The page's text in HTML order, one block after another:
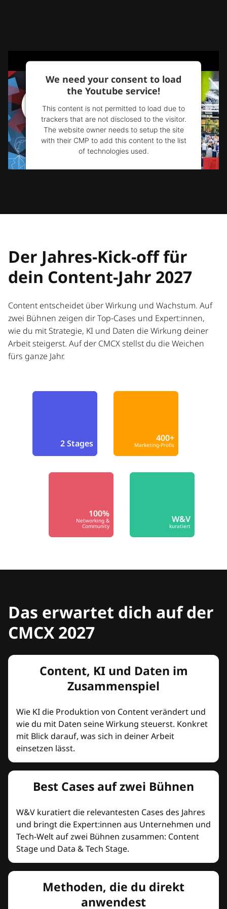
We need your consent to load
the Youtube service!
This content is not permitted to load due to
trackers that are not disclosed to the visitor.
The website owner needs to setup the site
with their CMP to add this content to the list
of technologies used.
Powered byUsercentrics Consent
Der Jahres-Kick-off für
dein Content-Jahr 2027
Content entscheidet über Wirkung und Wachstum. Auf
zwei Bühnen zeigen dir Top-Cases und Expert:innen,
wie du mit Strategie, KI und Daten die Wirkung deiner
Arbeit steigerst. Auf der CMCX stellst du die Weichen
fürs ganze Jahr.
2 Stages 400+
Marketing-Profis
100%
Networking &
Community
W&V
kuratiert
Das erwartet dich auf der
CMCX 2027
Content, KI und Daten im
Zusammenspiel
Wie KI die Produktion von Content verändert und
wie du mit Daten seine Wirkung steuerst. Konkret
mit Blick darauf, was sich in deiner Arbeit
einsetzen lässt.
Best Cases auf zwei Bühnen
W&V kuratiert die relevantesten Cases des Jahres
und bringt die Expert:innen aus Unternehmen und
Tech-Welt auf zwei Bühnen zusammen: Content
Stage und Data & Tech Stage.
Methoden, die du direkt
anwendest